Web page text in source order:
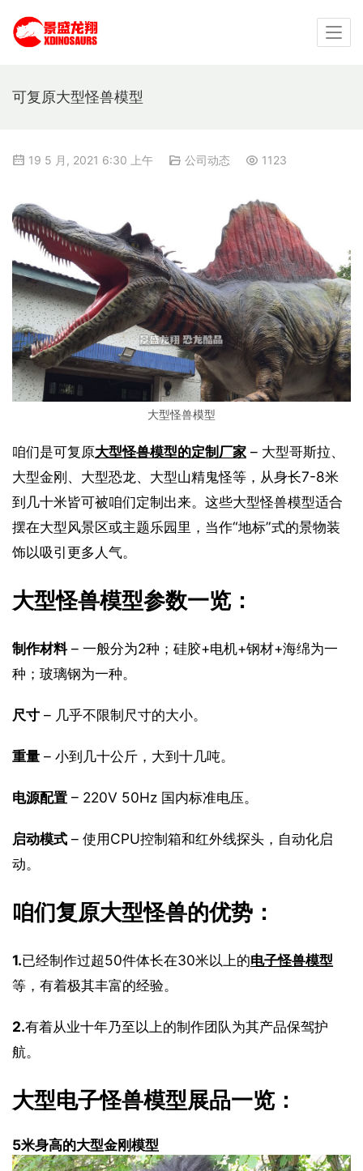
可复原大型怪兽模型
19 5 月, 2021 6:30 上午 公司动态 1123
大型怪兽模型
咱们是可复原大型怪兽模型的定制厂家 – 大型哥斯拉、
大型金刚、大型恐龙、大型山精鬼怪等，从身长7-8米
到几十米皆可被咱们定制出来。这些大型怪兽模型适合
摆在大型风景区或主题乐园里，当作“地标”式的景物装
饰以吸引更多人气。
大型怪兽模型参数一览：
制作材料 – 一般分为2种；硅胶+电机+钢材+海绵为一
种；玻璃钢为一种。
尺寸 – 几乎不限制尺寸的大小。
重量 – 小到几十公斤，大到十几吨。
电源配置 – 220V 50Hz 国内标准电压。
启动模式 – 使用CPU控制箱和红外线探头，自动化启
动。
咱们复原大型怪兽的优势：
1.已经制作过超50件体长在30米以上的电子怪兽模型
等，有着极其丰富的经验。
2.有着从业十年乃至以上的制作团队为其产品保驾护
航。
大型电子怪兽模型展品一览：
5米身高的大型金刚模型